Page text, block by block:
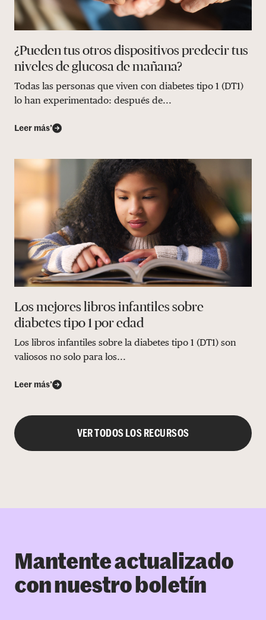
¿Pueden tus otros dispositivos predecir tus
niveles de glucosa de mañana?
Todas las personas que viven con diabetes tipo 1 (DT1)
lo han experimentado: después de...
Leer más’
Los mejores libros infantiles sobre
diabetes tipo 1 por edad
Los libros infantiles sobre la diabetes tipo 1 (DT1) son
valiosos no solo para los...
Leer más’
VER TODOS LOS RECURSOS
Mantente actualizado
con nuestro boletín